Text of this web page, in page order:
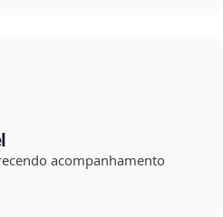
acompanhamento